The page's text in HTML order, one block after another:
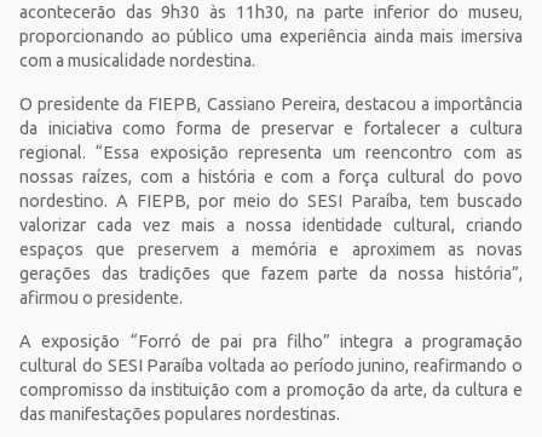
acontecerão das 9h30 às 11h30, na parte inferior do museu,
proporcionando ao público uma experiência ainda mais imersiva
com a musicalidade nordestina.
O presidente da FIEPB, Cassiano Pereira, destacou a importância
da iniciativa como forma de preservar e fortalecer a cultura
regional. “Essa exposição representa um reencontro com as
nossas raízes, com a história e com a força cultural do povo
nordestino. A FIEPB, por meio do SESI Paraíba, tem buscado
valorizar cada vez mais a nossa identidade cultural, criando
espaços que preservem a memória e aproximem as novas
gerações das tradições que fazem parte da nossa história”,
afirmou o presidente.
A exposição “Forró de pai pra filho” integra a programação
cultural do SESI Paraíba voltada ao período junino, reafirmando o
compromisso da instituição com a promoção da arte, da cultura e
das manifestações populares nordestinas.